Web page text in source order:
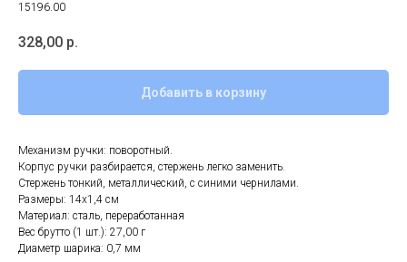
15196.00
328,00 р.
Добавить в корзину
Механизм ручки: поворотный.
Корпус ручки разбирается, стержень легко заменить.
Стержень тонкий, металлический, с синими чернилами.
Размеры: 14х1,4 см
Материал: сталь, переработанная
Вес брутто (1 шт.): 27,00 г
Диаметр шарика: 0,7 мм